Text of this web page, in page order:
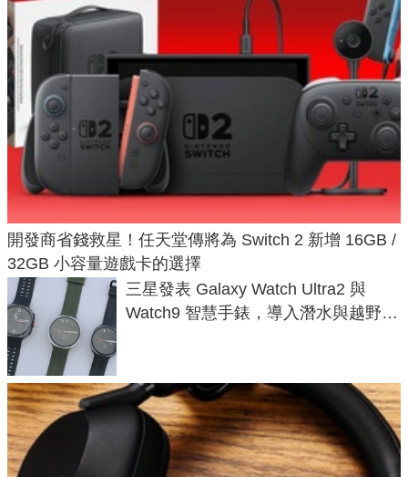
開發商省錢救星！任天堂傳將為 Switch 2 新增 16GB /
32GB 小容量遊戲卡的選擇
三星發表 Galaxy Watch Ultra2 與
Watch9 智慧手錶，導入潛水與越野跑